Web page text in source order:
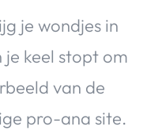
je wondjes in
je keel stopt om
van de
pro-ana site.